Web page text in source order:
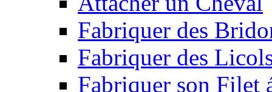
Fabriquer des
Fabriquer des
Fabriquer son Filet